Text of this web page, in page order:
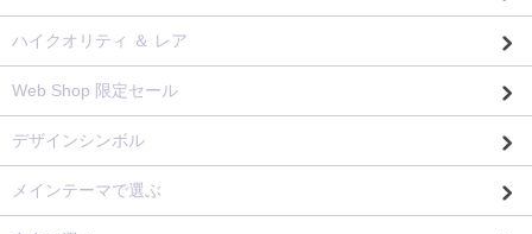
ハイクオリティ ＆ レア
Web Shop 限定セール
デザインシンボル
メインテーマで選ぶ